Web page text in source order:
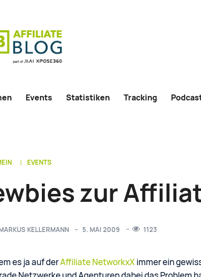
Events Statistiken Tracking
EVENTS
zur
KELLERMANN 5. MAI 2009 1123
es ja auf derAffiliate NetworkxXimmer ein